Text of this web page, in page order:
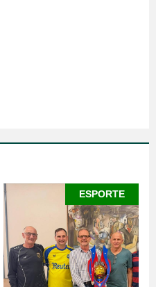
ESPORTE